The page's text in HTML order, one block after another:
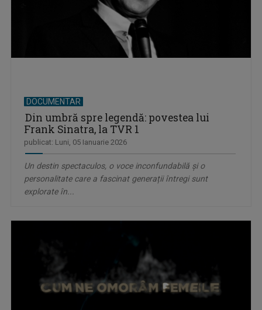
DOCUMENTAR
Din umbră spre legendă: povestea lui
Frank Sinatra, la TVR 1
publicat: Luni, 05 Ianuarie 2026
Un destin spectaculos, o voce inconfundabilă și o
personalitate care a fascinat generații întregi sunt
explorate în...